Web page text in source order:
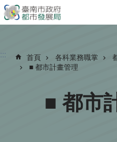
跳到主要內容區塊
::: 首頁 各科業務職掌
■ 都市計畫管理
■ 都市